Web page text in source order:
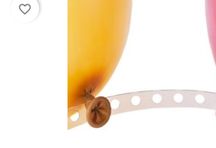
favorite_border